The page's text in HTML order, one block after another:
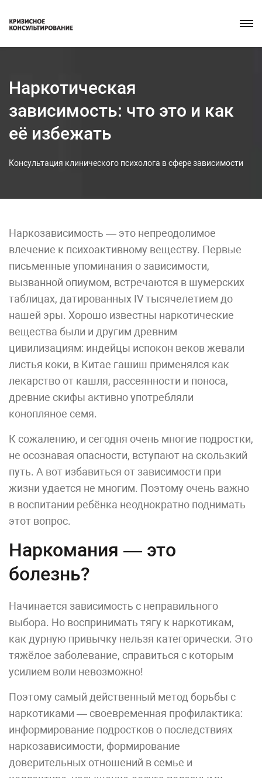
Наркотическая
зависимость: что это и как
её избежать
Консультация клинического психолога в сфере зависимости
Наркозависимость — это непреодолимое
влечение к психоактивному веществу. Первые
письменные упоминания о зависимости,
вызванной опиумом, встречаются в шумерских
таблицах, датированных IV тысячелетием до
нашей эры. Хорошо известны наркотические
вещества были и другим древним
цивилизациям: индейцы испокон веков жевали
листья коки, в Китае гашиш применялся как
лекарство от кашля, рассеянности и поноса,
древние скифы активно употребляли
конопляное семя.
К сожалению, и сегодня очень многие подростки,
не осознавая опасности, вступают на скользкий
путь. А вот избавиться от зависимости при
жизни удается не многим. Поэтому очень важно
в воспитании ребёнка неоднократно поднимать
этот вопрос.
Наркомания — это
болезнь?
Начинается зависимость с неправильного
выбора. Но воспринимать тягу к наркотикам,
как дурную привычку нельзя категорически. Это
тяжёлое заболевание, справиться с которым
усилием воли невозможно!
Поэтому самый действенный метод борьбы с
наркотиками — своевременная профилактика:
информирование подростков о последствиях
наркозависимости, формирование
доверительных отношений в семье и